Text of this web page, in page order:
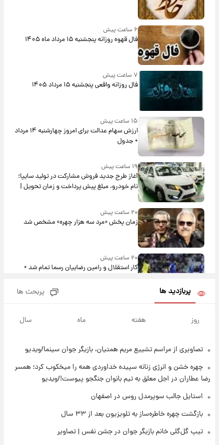
۶ ساعت پیش
فال قهوه روزانه پنجشنبه ۱۵ مرداد ماه ۱۴۰۵
۷ ساعت پیش
فال روزانه واقعی پنجشنبه ۱۵ مرداد ۱۴۰۵
۱۵ ساعت پیش
ارزش سهام عدالت برای امروز چهارشنبه ۱۴ مرداد
+ جدول
۱۹ ساعت پیش
آغاز طرح جدید فروش مشارکت در تولید سایپا؛
نام خودرو، مبلغ پیش پرداخت و زمان تحویل |
سود مشارکت چند درصد است؟
۲۰ ساعت پیش
زمان پخش «مرد سه هزار چهره» مشخص شد
۲۰ ساعت پیش
کار استقلال و رامین رضاییان رسما تمام شد +
مذاق رضاییان خوش نیامد+عکس
۲۱ ساعت پیش
۱۲۹۰ شمسی
۲۱ ساعت پیش
هسته‌ای در آسمان ظاهر شد
پربازدید ها پربحث ها
روز هفته ماه سال
تصاویری از مراسم تشییع مریم همتیان، بازیگر جوان سینما/ویدیو
چهره خشن و انرژی زنانه سپیده خداوردی همه را میخکوب کرد؛ همسر
رضا عطاران در اجل معلق به تیم بانوان جنگجو پیوست!/ویدیو
استایل جالب سوپرمدل روس در اصفهان
بازگشت چهره خاطره‌ساز به تلویزیون بعد از ۳۳ سال
تیپ گل‌گلی خانم بازیگر جوان در جشن نفس | تصاویر